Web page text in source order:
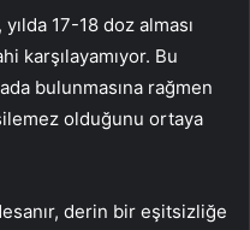
17-18 doz alması
karşılayamıyor. Bu
bulunmasına rağmen
olduğunu ortaya
derin bir eşitsizliğe